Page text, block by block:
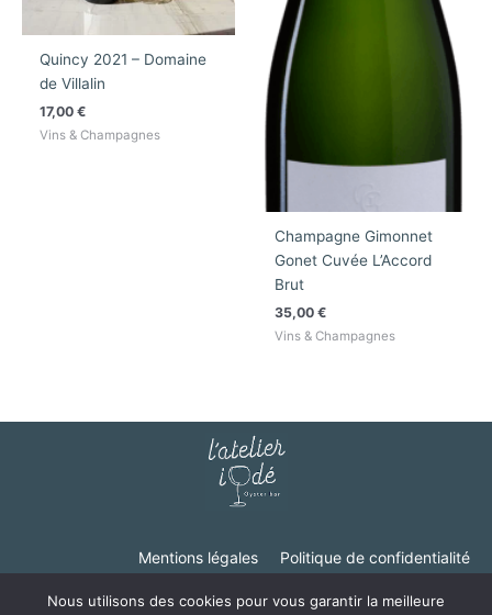
Quincy 2021 – Domaine
de Villalin
17,00€
Vins & Champagnes
Champagne Gimonnet
Gonet Cuvée L’Accord
Brut
35,00€
Vins & Champagnes
Mentions légales Politique de confidentialité
Nous utilisons des cookies pour vous garantir la meilleure